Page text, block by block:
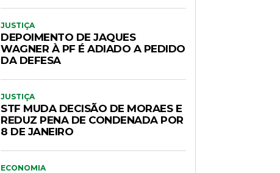
JUSTIÇA
DEPOIMENTO DE JAQUES
WAGNER À PF É ADIADO A PEDIDO
DA DEFESA
JUSTIÇA
STF MUDA DECISÃO DE MORAES E
REDUZ PENA DE CONDENADA POR
8 DE JANEIRO
ECONOMIA